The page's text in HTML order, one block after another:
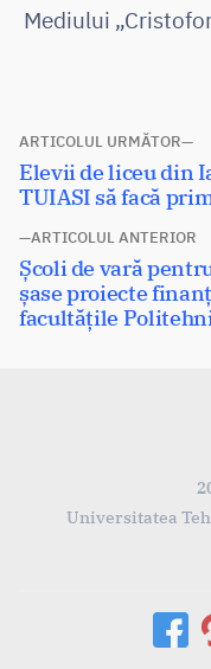
Mediului
Navigare
în
articole
ARTICOLUL ANTERIOR
Articolul
anterior:
Școli de vară
șase proiecte
facultățile
ARTICOLUL URMĂTOR
Articolul
următor:
Elevii de liceu din
TUIASI să facă
Universitatea